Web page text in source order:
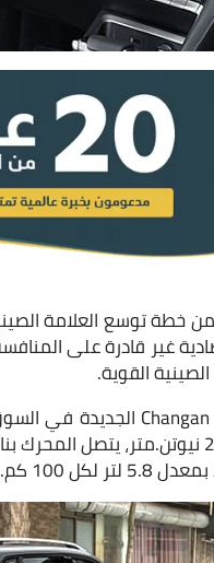
خطة توسع العلامة
غير قادرة على
القوية.
100 كم.